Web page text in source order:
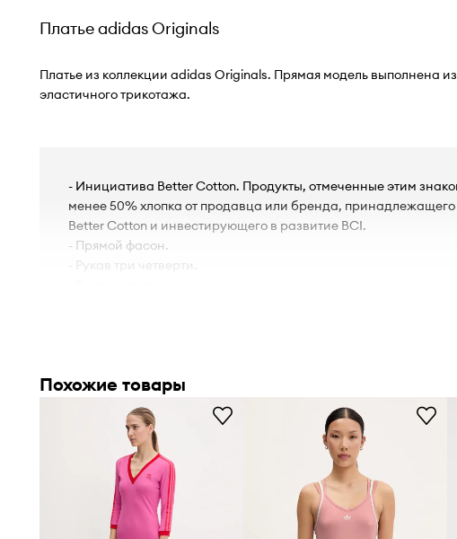
Платье adidas Originals
Платье из коллекции adidas Originals. Прямая модель выполнена из
эластичного трикотажа.
- Инициатива Better Cotton. Продукты, отмеченные этим
менее 50% хлопка от продавца или бренда,
Better Cotton и инвестирующего в развитие BCI.
- Прямой фасон.
- Рукав три четверти.
- Длина: 103 см.
- Параметры указаны для размера: 36.
Похожие товары